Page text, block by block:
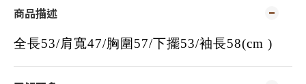
商品描述
全長53/肩寬47/胸圍57/下擺53/袖長58(cm )